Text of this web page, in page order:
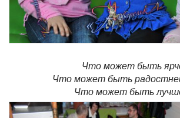
Что может быть
Что может быть
Что может быть